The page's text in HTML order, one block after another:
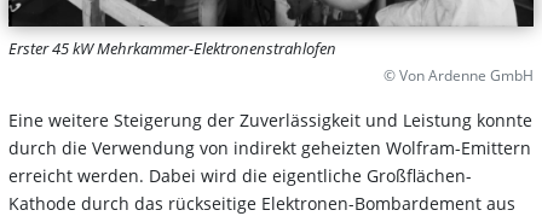
Erster 45 kW Mehrkammer-Elektronenstrahlofen
© Von Ardenne GmbH
Eine weitere Steigerung der Zuverlässigkeit und Leistung konnte
durch die Verwendung von indirekt geheizten Wolfram-Emittern
erreicht werden. Dabei wird die eigentliche Großflächen-
Kathode durch das rückseitige Elektronen-Bombardement aus